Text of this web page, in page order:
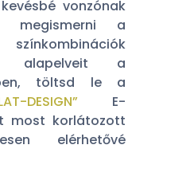
vonzónak
megismerni a
alapelveit a
töltsd le a
DESIGN”E-
most korlátozott
elérhetővé